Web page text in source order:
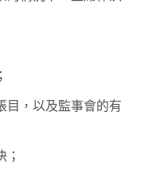
目，以及監事會的有
；